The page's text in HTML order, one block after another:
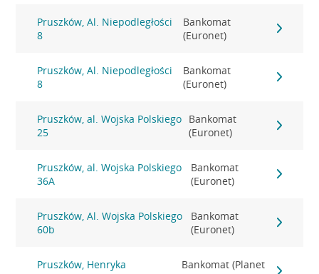
Pruszków, Al. Niepodległości
8
Bankomat
(Euronet)
Pruszków, Al. Niepodległości
8
Bankomat
(Euronet)
Pruszków, al. Wojska Polskiego
25
Bankomat
(Euronet)
Pruszków, al. Wojska Polskiego
36A
Bankomat
(Euronet)
Pruszków, Al. Wojska Polskiego
60b
Bankomat
(Euronet)
Pruszków, Henryka
Bankomat (Planet